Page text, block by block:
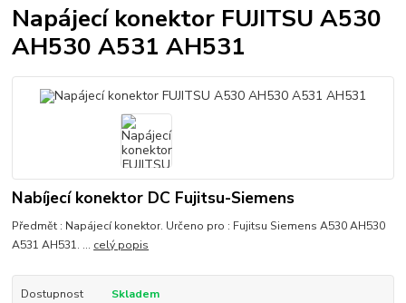
Napájecí konektor FUJITSU A530
AH530 A531 AH531
Nabíjecí konektor DC Fujitsu-Siemens
Předmět : Napájecí konektor. Určeno pro : Fujitsu Siemens A530 AH530
A531 AH531. ... celý popis
Dostupnost Skladem